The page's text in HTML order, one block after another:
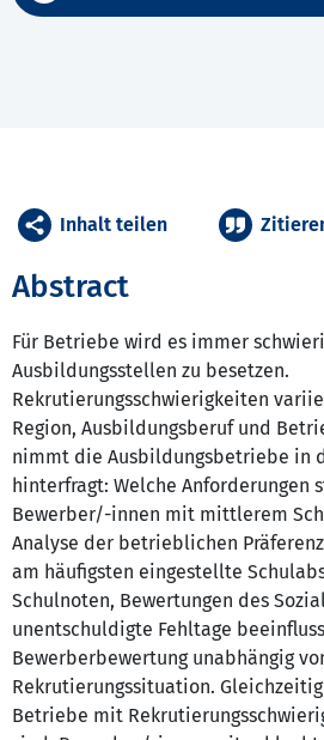
Abstract
Für Betriebe wird es immer
Ausbildungsstellen zu besetzen.
Rekrutierungsschwierigkeiten
Region, Ausbildungsberuf und
nimmt die Ausbildungsbetriebe in
hinterfragt: Welche Anforderungen
Bewerber/-innen mit mittlerem
Analyse der betrieblichen
am häufigsten eingestellte
Schulnoten, Bewertungen des
unentschuldigte Fehltage
Bewerberbewertung unabhängig
Rekrutierungssituation.
Betriebe mit
Inhalt teilen